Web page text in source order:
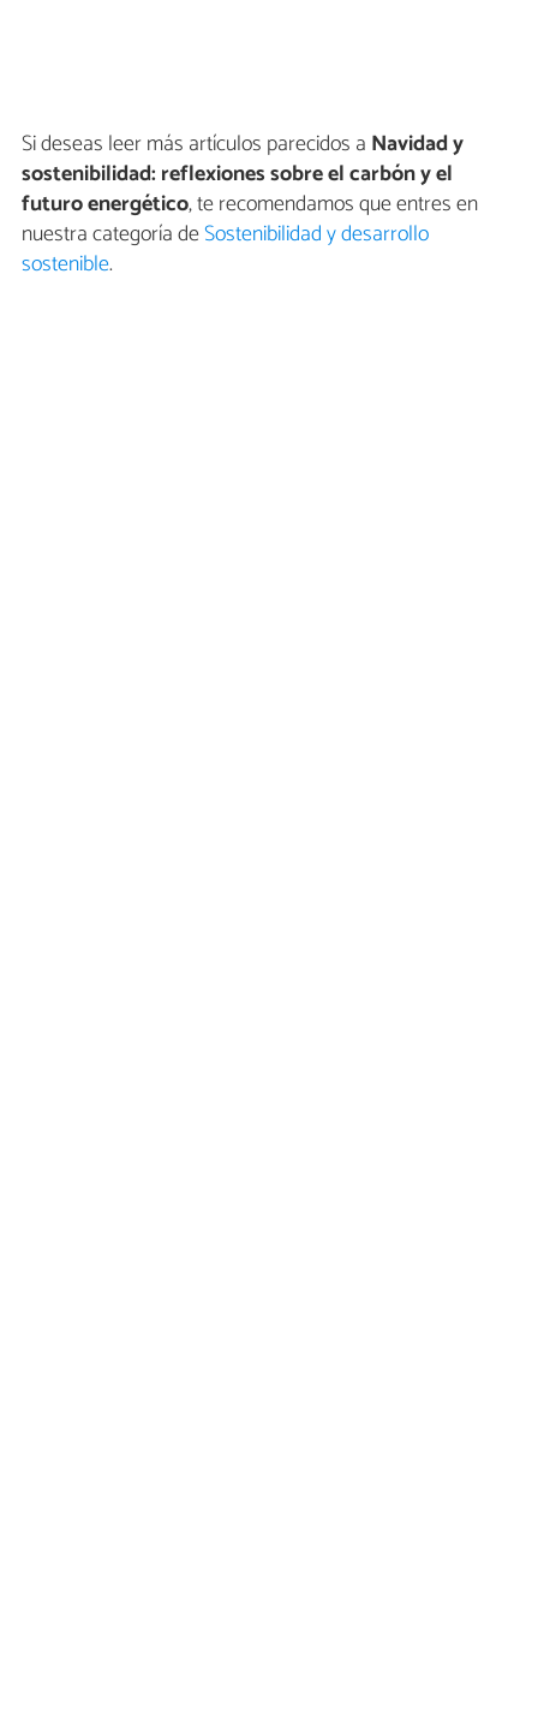
Si deseas leer más artículos parecidos a Navidad y
sostenibilidad: reflexiones sobre el carbón y el
futuro energético, te recomendamos que entres en
nuestra categoría deSostenibilidad y desarrollo
sostenible.